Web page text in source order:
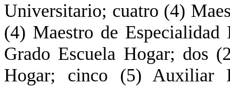
Universitario; cuatro (4)
(4) Maestro de
Grado Escuela Hogar; dos
Hogar; cinco (5) Auxiliar